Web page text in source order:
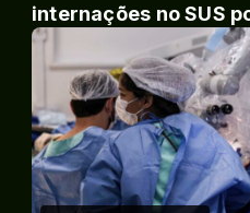
internações no SUS